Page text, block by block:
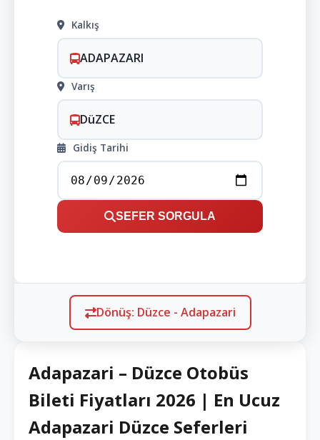
Kalkış
ADAPAZARI
Varış
DüZCE
Gidiş Tarihi
SEFER SORGULA
Dönüş: Düzce - Adapazari
Adapazari – Düzce Otobüs
Bileti Fiyatları 2026 | En Ucuz
Adapazari Düzce Seferleri